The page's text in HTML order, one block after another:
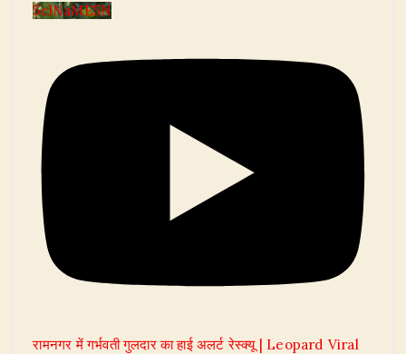
5clNaME5N
रामनगर में गर्भवती गुलदार का हाई अलर्ट रेस्क्यू | Leopard Viral